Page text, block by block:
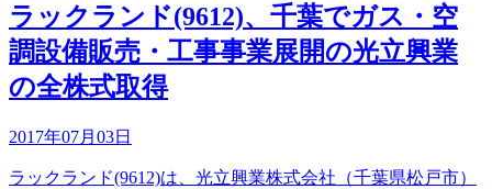
ラックランド(9612)、千葉でガス・空
調設備販売・工事事業展開の光立興業
の全株式取得
2017年07月03日
ラックランド(9612)は、光立興業株式会社（千葉県松戸市）